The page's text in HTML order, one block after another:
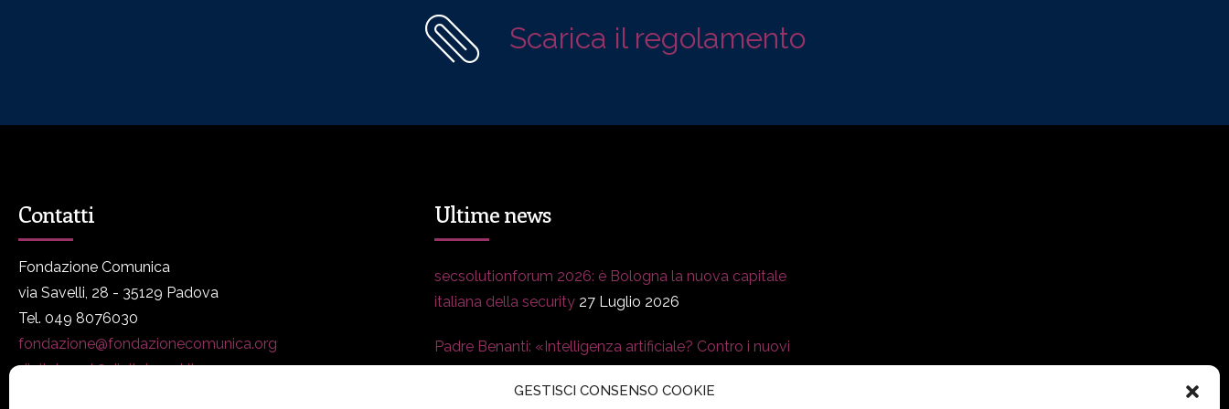
GESTISCI CONSENSO COOKIE
Scarica il regolamento
Contatti
Fondazione Comunica
via Savelli, 28 - 35129 Padova
Tel. 049 8076030
fondazione@fondazionecomunica.org
digitalmeet@digitalmeet.it
Ultime news
secsolutionforum 2026: è Bologna la nuova capitale
italiana della security 27 Luglio 2026
Padre Benanti: «Intelligenza artificiale? Contro i nuovi
21 Luglio 2026